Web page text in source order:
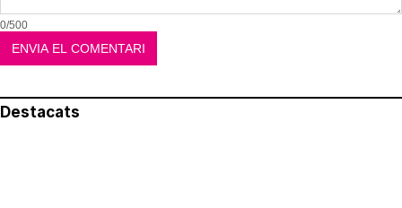
0/500
Destacats